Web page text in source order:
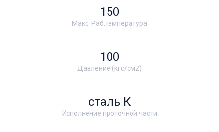
Макс. Раб.температура
150
Давление (кгс/см2)
100
Исполнение проточной части
сталь К